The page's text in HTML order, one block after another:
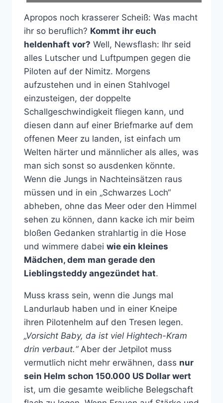
Apropos noch krasserer Scheiß: Was macht
ihr so beruflich? Kommt ihr euch
heldenhaft vor? Well, Newsflash: Ihr seid
alles Lutscher und Luftpumpen gegen die
Piloten auf der Nimitz. Morgens
aufzustehen und in einen Stahlvogel
einzusteigen, der doppelte
Schallgeschwindigkeit fliegen kann, und
diesen dann auf einer Briefmarke auf dem
offenen Meer zu landen, ist einfach um
Welten härter und männlicher als alles, was
man sich sonst so ausdenken könnte.
Wenn die Jungs in Nachteinsätzen raus
müssen und in ein „Schwarzes Loch“
abheben, ohne das Meer oder den Himmel
sehen zu können, dann kacke ich mir beim
bloßen Gedanken strahlartig in die Hose
und wimmere dabei wie ein kleines
Mädchen, dem man gerade den
Lieblingsteddy angezündet hat.
Muss krass sein, wenn die Jungs mal
Landurlaub haben und in einer Kneipe
ihren Pilotenhelm auf den Tresen legen.
„Vorsicht Baby, da ist viel Hightech-Kram
drin verbaut.“Aber der Jetpilot muss
vermutlich nicht mehr erwähnen, dass nur
sein Helm schon 150.000 US Dollar wert
ist, um die gesamte weibliche Belegschaft